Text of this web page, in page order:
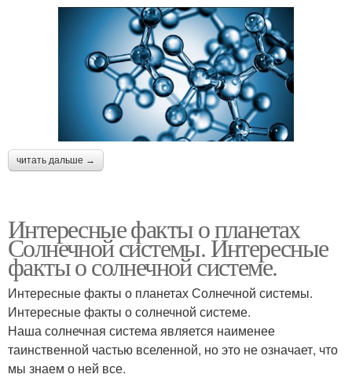
читать дальше →
Интересные факты о планетах
Солнечной системы. Интересные
факты о солнечной системе.
Интересные факты о планетах Солнечной системы.
Интересные факты о солнечной системе.
Наша солнечная система является наименее
таинственной частью вселенной, но это не означает, что
мы знаем о ней все.